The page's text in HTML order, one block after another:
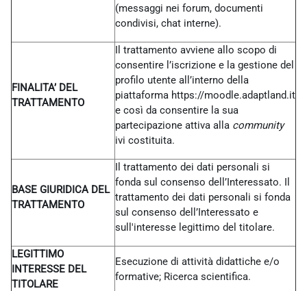
(messaggi nei forum, documenti
condivisi, chat interne).
FINALITA’ DEL
TRATTAMENTO
Il trattamento avviene allo scopo di
consentire l’iscrizione e la gestione del
profilo utente all’interno della
piattaforma https://moodle.adaptland.it
e così da consentire la sua
partecipazione attiva alla community
ivi costituita.
BASE GIURIDICA DEL
TRATTAMENTO
Il trattamento dei dati personali si
fonda sul consenso dell’Interessato. Il
trattamento dei dati personali si fonda
sul consenso dell’Interessato e
sull'interesse legittimo del titolare.
LEGITTIMO
INTERESSE DEL
TITOLARE
Esecuzione di attività didattiche e/o
formative; Ricerca scientifica.